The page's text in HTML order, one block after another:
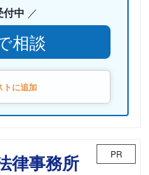
付中
相談
トに追加
律事務所 PR